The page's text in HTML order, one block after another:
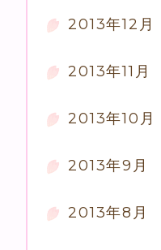
2013年12月
2013年11月
2013年10月
2013年9月
2013年8月